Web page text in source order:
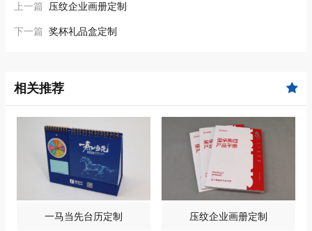
上一篇 压纹企业画册定制
下一篇 奖杯礼品盒定制
相关推荐
一马当先台历定制 压纹企业画册定制